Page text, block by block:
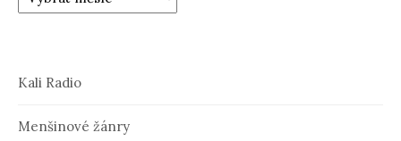
Kali Radio
Menšinové žánry